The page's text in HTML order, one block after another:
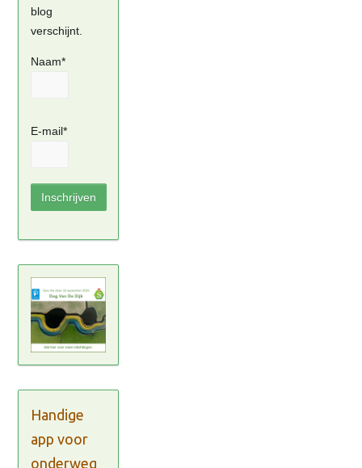
blog
verschijnt.
Naam*
E-mail*
Handige
app voor
onderweg